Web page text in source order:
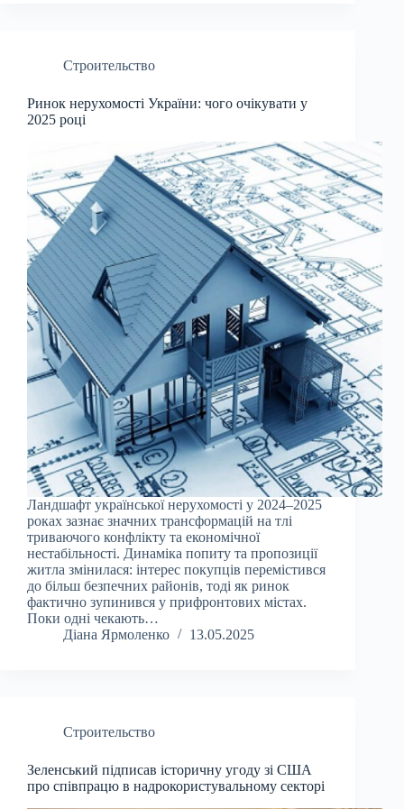
Строительство
Ринок нерухомості України: чого очікувати у
2025 році
Ландшафт української нерухомості у 2024–2025
роках зазнає значних трансформацій на тлі
триваючого конфлікту та економічної
нестабільності. Динаміка попиту та пропозиції
житла змінилася: інтерес покупців перемістився
до більш безпечних районів, тоді як ринок
фактично зупинився у прифронтових містах.
Поки одні чекають…
Діана Ярмоленко
13.05.2025
Строительство
Зеленський підписав історичну угоду зі США
про співпрацю в надрокористувальному секторі